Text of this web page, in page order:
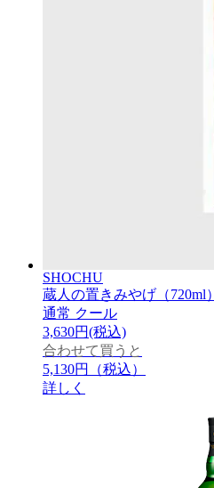
SHOCHU
蔵人の置きみやげ（720ml）
通常 クール
3,630円(税込)
合わせて買うと
5,130円
（税込）
詳しく